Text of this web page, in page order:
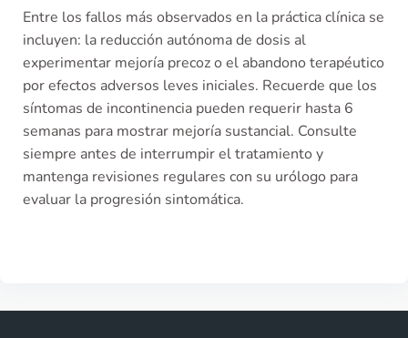
Entre los fallos más observados en la práctica clínica se
incluyen: la reducción autónoma de dosis al
experimentar mejoría precoz o el abandono terapéutico
por efectos adversos leves iniciales. Recuerde que los
síntomas de incontinencia pueden requerir hasta 6
semanas para mostrar mejoría sustancial. Consulte
siempre antes de interrumpir el tratamiento y
mantenga revisiones regulares con su urólogo para
evaluar la progresión sintomática.